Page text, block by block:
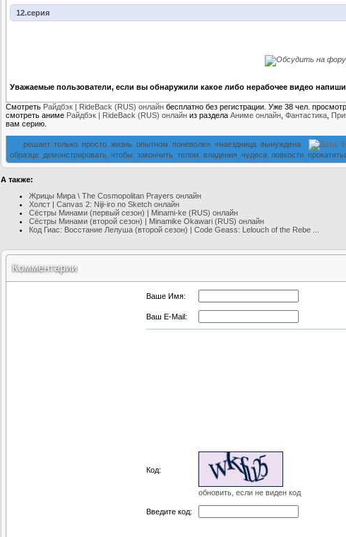
12.серия
Уважаемые пользователи, если вы обнаружили какое либо нерабочее видео
Смотреть Райдбэк | RideBack (RUS) онлайн бесплатно без регистрации. Уже 38 чел.
смотреть аниме Райдбэк | RideBack (RUS) онлайн из раздела Аниме онлайн Фантастика
вам серию.
Дата:
решает, только просто жизнь опытном поневоле» «наездница вынуждена
образце демонстрировать чтобы закончить телом владения чудеса ловкости
А также:
Жрицы Мира \ The Cosmopolitan Prayers онлайн
Холст | Canvas 2: Niji-iro no Sketch онлайн
Сёстры Минами (первый сезон) | Minami-ke (RUS) онлайн
Сёстры Минами (второй сезон) | Minamike Okawari (RUS) онлайн
Код Гиас: Восстание Лелуша (второй сезон) | Code Geass: Lelouch of the Rebe ...
Комментарии
Ваше Имя:
Ваш E-Mail:
Код:
обновить, если не виден код
Введите код: